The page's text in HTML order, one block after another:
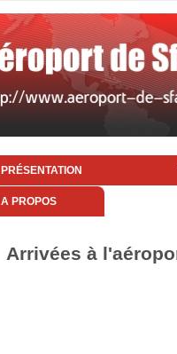
PRÉSENTATION
A PROPOS
Arrivées à